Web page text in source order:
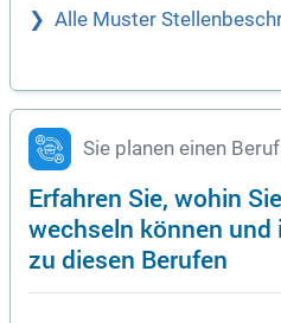
Alle Muster
Sie planen einen
Erfahren Sie, wohin
wechseln können
zu diesen Berufen